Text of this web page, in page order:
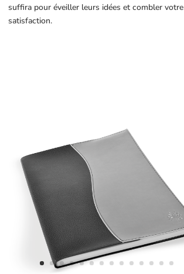
suffira pour éveiller leurs idées et combler votre
satisfaction.